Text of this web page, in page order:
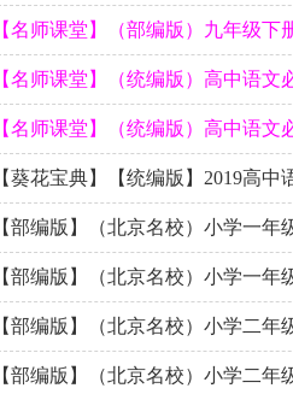
【名师课堂】（部编版）九年级下
【名师课堂】（统编版）高中语文
【名师课堂】（统编版）高中语文
【葵花宝典】【统编版】2019高
【部编版】（北京名校）小学一年
【部编版】（北京名校）小学一年
【部编版】（北京名校）小学二年
【部编版】（北京名校）小学二年